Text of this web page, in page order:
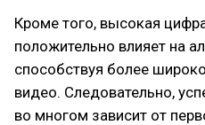
Кроме того, высокая
положительно влияет на
способствуя более
видео. Следовательно,
во многом зависит от